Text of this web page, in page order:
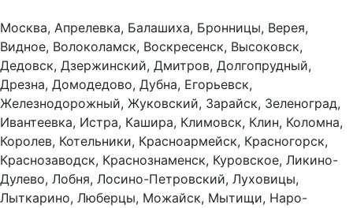
Москва, Апрелевка, Балашиха, Бронницы, Верея,
Видное, Волоколамск, Воскресенск, Высоковск,
Дедовск, Дзержинский, Дмитров, Долгопрудный,
Дрезна, Домодедово, Дубна, Егорьевск,
Железнодорожный, Жуковский, Зарайск, Зеленоград,
Ивантеевка, Истра, Кашира, Климовск, Клин, Коломна,
Королев, Котельники, Красноармейск, Красногорск,
Краснозаводск, Краснознаменск, Куровское, Ликино-
Дулево, Лобня, Лосино-Петровский, Луховицы,
Лыткарино, Люберцы, Можайск, Мытищи, Наро-